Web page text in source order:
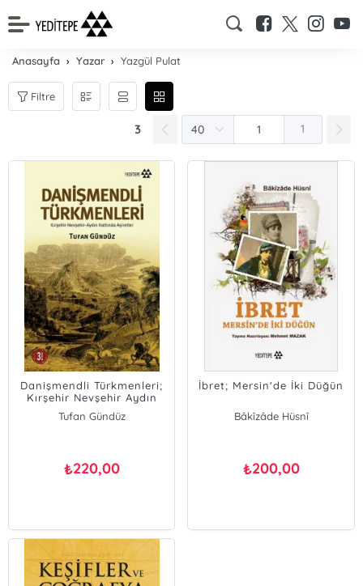
Anasayfa Yazar Yazgül Pulat
Filtre
3 1
Danişmendli Türkmenleri;
Kırşehir Nevşehir Aydın
Hattında Aşiretler
Tufan Gündüz
₺220,00
İbret; Mersin'de İki Düğün
Bâkîzâde Hüsnî
₺200,00